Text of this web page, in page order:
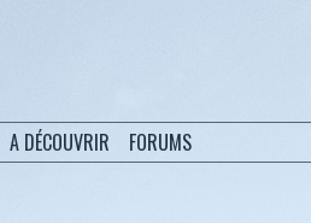
A DÉCOUVRIR FORUMS